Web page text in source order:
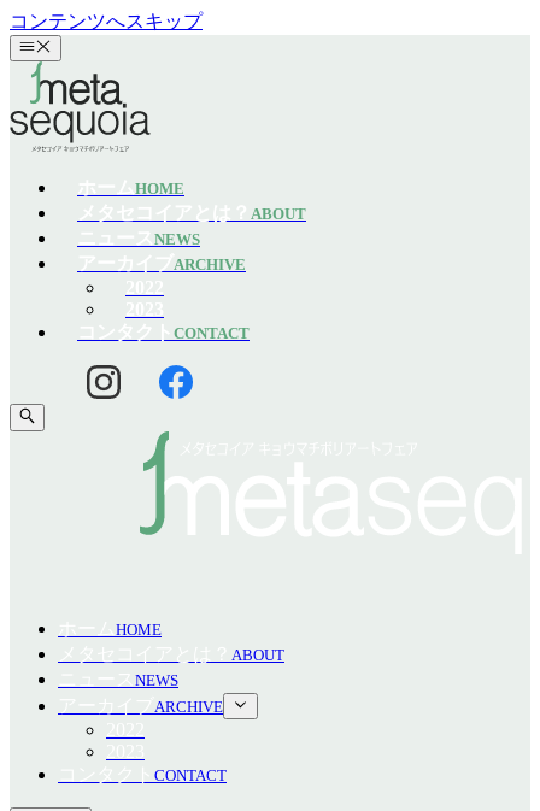
コンテンツへスキップ
HOME
ABOUT
NEWS
ARCHIVE
CONTACT
HOME
ABOUT
NEWS
ARCHIVE
CONTACT